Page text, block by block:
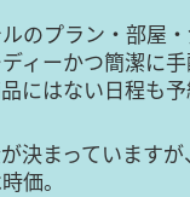
のプラン・部屋
ィーかつ簡潔に手
にはない日程も予
決まっていますが
価。